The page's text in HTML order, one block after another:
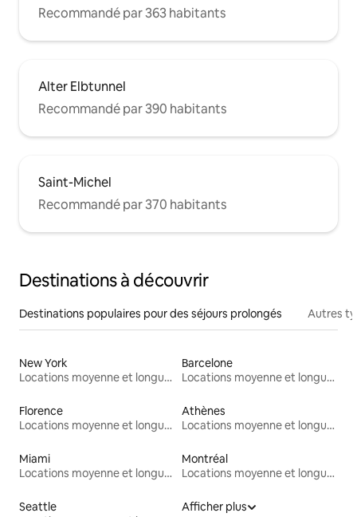
Recommandé par 363 habitants
Alter Elbtunnel
Recommandé par 390 habitants
Saint-Michel
Recommandé par 370 habitants
Destinations à découvrir
Destinations populaires pour des séjours prolongés Autres
New York
Locations moyenne et longue durée
Barcelone
Locations moyenne et longue durée
Florence
Locations moyenne et longue durée
Athènes
Locations moyenne et longue durée
Miami
Locations moyenne et longue durée
Montréal
Locations moyenne et longue durée
Seattle
Afficher plus